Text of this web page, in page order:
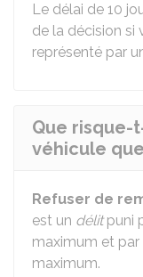
Le délai de 10
de la décision si
représenté par
Que risque-
véhicule
Refuser de
est un délitpuni
maximum et
maximum.